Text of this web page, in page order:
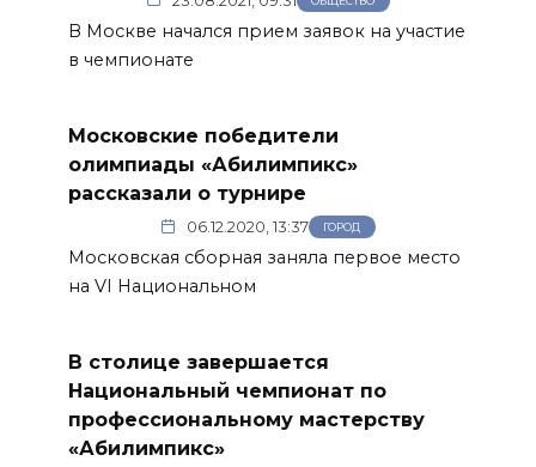
В Москве начался прием заявок на участие
в чемпионате
Московские победители
олимпиады «Абилимпикс»
рассказали о турнире
06.12.2020, 13:37 ГОРОД
Московская сборная заняла первое место
на VI Национальном
В столице завершается
Национальный чемпионат по
профессиональному мастерству
«Абилимпикс»